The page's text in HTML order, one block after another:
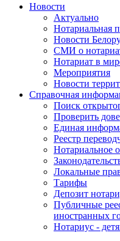
Новости
Актуально
Нотариальная
Новости
СМИ о
Нотариат в
Мероприятия
Новости
Справочная
Поиск
Проверить
Единая
Реестр
Нотариальное
Локальные
Тарифы
Депозит
Публичные
иностранных
Нотариус -